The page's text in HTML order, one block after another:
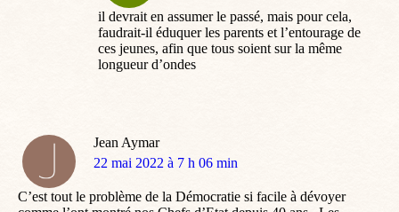
il devrait en assumer le passé, mais pour cela,
faudrait-il éduquer les parents et l’entourage de
ces jeunes, afin que tous soient sur la même
longueur d’ondes
Jean Aymar
dit
22 mai 2022 à 7 h 06 min
C’est tout le problème de la Démocratie si facile à dévoyer